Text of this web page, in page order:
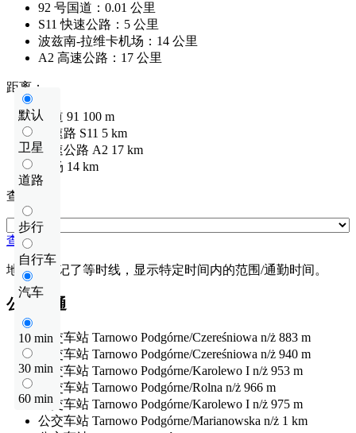
92 号国道：0.01 公里
S11 快速公路：5 公里
波兹南-拉维卡机场：14 公里
A2 高速公路：17 公里
默认
卫星
道路
步行
自行车
汽车
10 min
30 min
60 min
距离：
国道 91 100 m
快速路 S11 5 km
高速公路 A2 17 km
机场 14 km
查看距离
查看距离
地图上标记了等时线，显示特定时间内的范围/通勤时间。
公共交通
公交车站 Tarnowo Podgórne/Czereśniowa n/ż 883 m
公交车站 Tarnowo Podgórne/Czereśniowa n/ż 940 m
公交车站 Tarnowo Podgórne/Karolewo I n/ż 953 m
公交车站 Tarnowo Podgórne/Rolna n/ż 966 m
公交车站 Tarnowo Podgórne/Karolewo I n/ż 975 m
公交车站 Tarnowo Podgórne/Marianowska n/ż 1 km